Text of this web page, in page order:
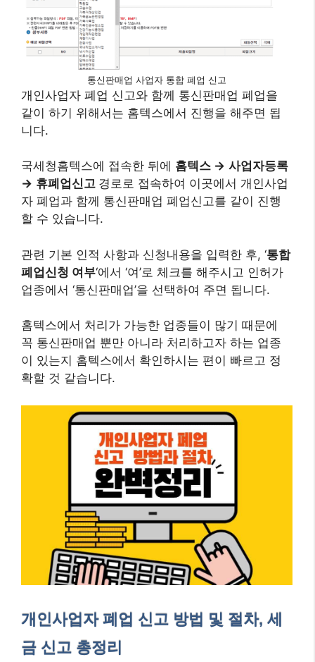
통신판매업 사업자 통합 폐업 신고
개인사업자 폐업 신고와 함께 통신판매업 폐업을
같이 하기 위해서는 홈텍스에서 진행을 해주면 됩
니다.
국세청홈텍스에 접속한 뒤에 홈텍스 → 사업자등록
→ 휴폐업신고 경로로 접속하여 이곳에서 개인사업
자 폐업과 함께 통신판매업 폐업신고를 같이 진행
할 수 있습니다.
관련 기본 인적 사항과 신청내용을 입력한 후, ‘통합
폐업신청 여부‘에서 ‘여’로 체크를 해주시고 인허가
업종에서 ‘통신판매업’을 선택하여 주면 됩니다.
홈텍스에서 처리가 가능한 업종들이 많기 때문에
꼭 통신판매업 뿐만 아니라 처리하고자 하는 업종
이 있는지 홈텍스에서 확인하시는 편이 빠르고 정
확할 것 같습니다.
개인사업자 폐업 신고 방법 및 절차, 세
금 신고 총정리